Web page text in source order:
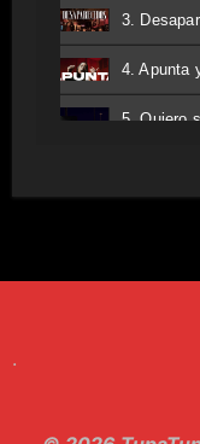
3.
4. Apunta
5. Quiero
.